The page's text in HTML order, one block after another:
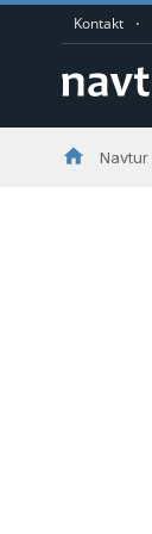
Kontakt ·
home Navtur